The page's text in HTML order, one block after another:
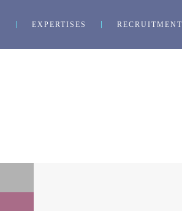
EXPERTISES RECRUITMENT